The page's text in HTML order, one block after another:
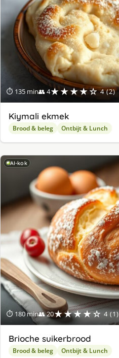
⏱ 135 min👥 4★★★★☆ 4 (2)
Kiymali ekmek
Brood & beleg Ontbijt & Lunch
AI-kok
⏱ 180 min👥 20★★★★☆ 4 (1)
Brioche suikerbrood
Brood & beleg Ontbijt & Lunch